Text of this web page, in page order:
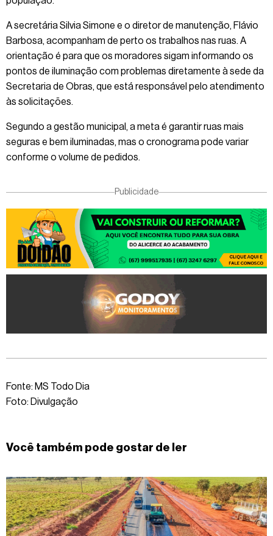
A secretária Silvia Simone e o diretor de manutenção, Flávio
Barbosa, acompanham de perto os trabalhos nas ruas. A
orientação é para que os moradores sigam informando os
pontos de iluminação com problemas diretamente à sede da
Secretaria de Obras, que está responsável pelo atendimento
às solicitações.
Segundo a gestão municipal, a meta é garantir ruas mais
seguras e bem iluminadas, mas o cronograma pode variar
conforme o volume de pedidos.
Publicidade
Fonte: MS Todo Dia
Foto: Divulgação
Você também pode gostar de ler